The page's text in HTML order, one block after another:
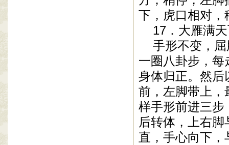
下，虎口相对
17．大雁满天
手形不变，屈
一圈八卦步，
身体归正。然后
前，左脚带上，
样手形前进三步
后转体，上右
直，手心向下